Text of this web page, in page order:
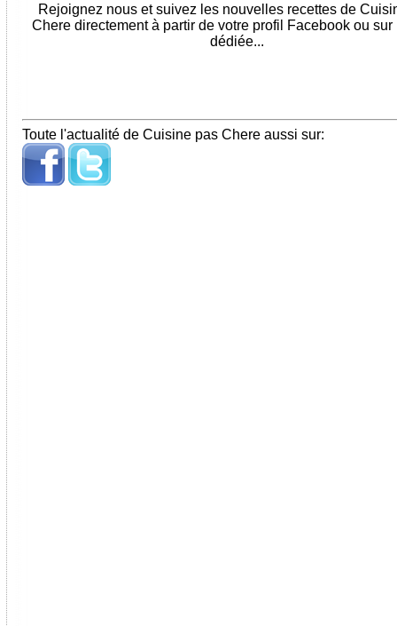
Rejoignez nous et suivez les nouvelles recettes de
Chere directement à partir de votre profil Facebook ou sur
dédiée...
Toute l'actualité de Cuisine pas Chere aussi sur: